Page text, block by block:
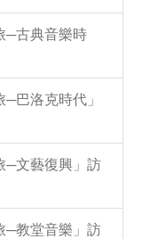
─古典音樂時
巴洛克時代」
─文藝復興」訪
─教堂音樂」訪